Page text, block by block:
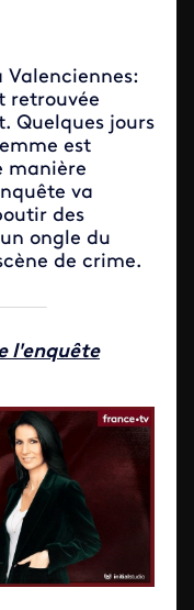
Valenciennes:
retrouvée
Quelques jours
est
manière
va
des
ongle du
de crime.
l'enquête